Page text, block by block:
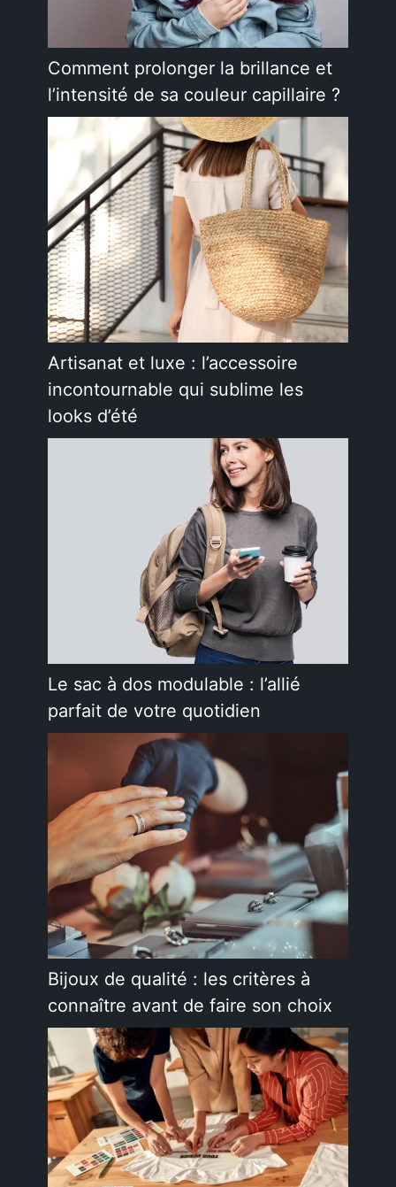
Comment prolonger la brillance et
l’intensité de sa couleur capillaire ?
Artisanat et luxe : l’accessoire
incontournable qui sublime les
looks d’été
Le sac à dos modulable : l’allié
parfait de votre quotidien
Bijoux de qualité : les critères à
connaître avant de faire son choix